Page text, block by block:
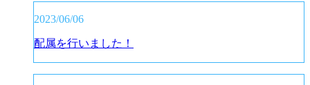
2023/06/06
配属を行いました！